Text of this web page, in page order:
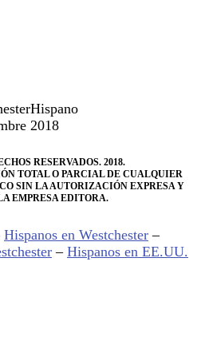
2018
RESERVADOS. 2018.
TOTAL O PARCIAL DE CUALQUIER
SIN LA AUTORIZACIÓN EXPRESA Y
EMPRESA EDITORA.
Hispanos en Westchester –
– Hispanos en EE.UU.